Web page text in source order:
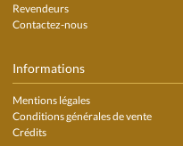
Revendeurs
Contactez-nous
Informations
Mentions légales
Conditions générales de vente
Crédits